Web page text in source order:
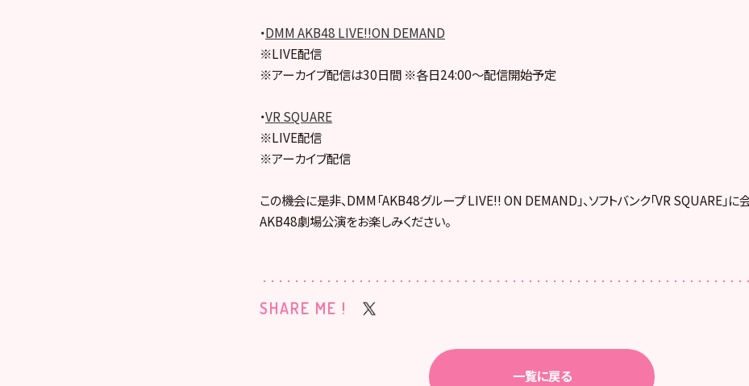
・DMM AKB48 LIVE!!ON DEMAND
※LIVE配信
※アーカイブ配信は30日間 ※各日24:00～配信開始予定
・VR SQUARE
※LIVE配信
※アーカイブ配信
この機会に是非、DMM「AKB48グループ LIVE!! ON DEMAND」、ソフトバンク「VR SQUARE」に
AKB48劇場公演をお楽しみください。
SHARE ME !
一覧に戻る